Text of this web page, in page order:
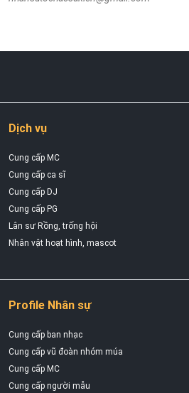
Dịch vụ
Cung cấp MC
Cung cấp ca sĩ
Cung cấp DJ
Cung cấp PG
Lân sư Rồng, trống hội
Nhân vật hoạt hình, mascot
Profile Nhân sự
Cung cấp ban nhạc
Cung cấp vũ đoàn nhóm múa
Cung cấp MC
Cung cấp người mẫu